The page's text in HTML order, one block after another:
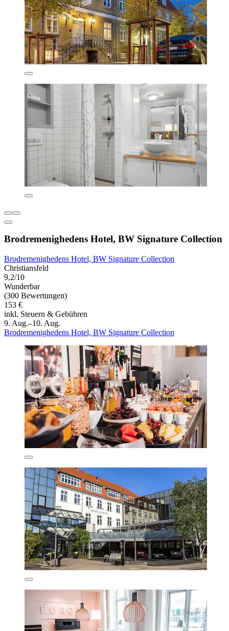
Brodremenighedens Hotel, BW Signature Collection
Brodremenighedens Hotel, BW Signature Collection
Christiansfeld
9,2/10
Wunderbar
(300 Bewertungen)
153 €
inkl. Steuern & Gebühren
9. Aug.–10. Aug.
Brodremenighedens Hotel, BW Signature Collection